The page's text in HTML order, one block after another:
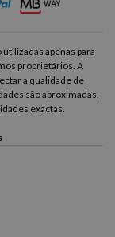
apenas para
proprietários. A
a qualidade de
são aproximadas,
exactas.